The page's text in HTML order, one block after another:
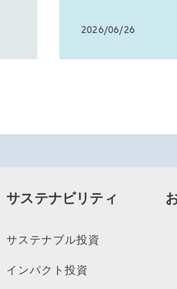
2026/06/26
サステナビリティ
サステナブル投資
インパクト投資